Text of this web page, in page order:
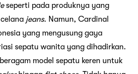
seperti pada produknya yang
jeans. Namun, Cardinal
yang mengusung gaya
sepatu wanita yang dihadirkan.
model sepatu keren untuk